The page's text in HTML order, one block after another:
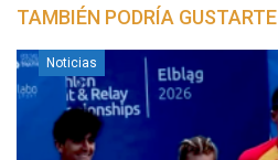
TAMBIÉN PODRÍA GUSTARTE
Noticias